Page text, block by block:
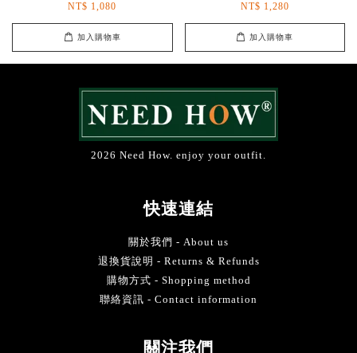
NT$ 1,080
加入購物車
NT$ 1,280
加入購物車
2026 Need How. enjoy your outfit.
快速連結
關於我們 - About us
退換貨說明 - Returns & Refunds
購物方式 - Shopping method
聯絡資訊 - Contact information
關注我們